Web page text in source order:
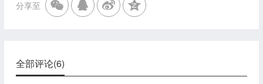
分享至
全部评论(6)